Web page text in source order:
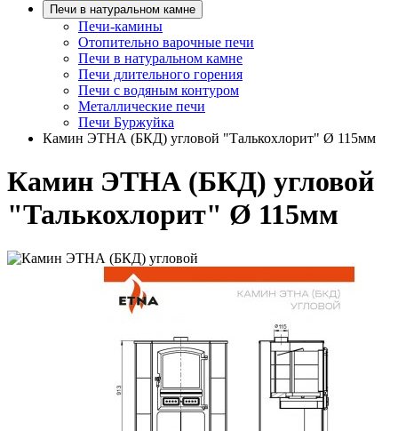
Печи в натуральном камне
Печи-камины
Отопительно варочные печи
Печи в натуральном камне
Печи длительного горения
Печи с водяным контуром
Металлические печи
Печи Буржуйка
Камин ЭТНА (БКД) угловой "Талькохлорит" Ø 115мм
Камин ЭТНА (БКД) угловой
"Талькохлорит" Ø 115мм